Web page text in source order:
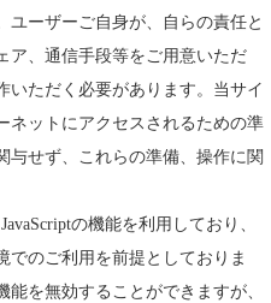
ユーザーご自身が、自らの責任と
ア、通信手段等をご用意いただ
いただく必要があります。当サイ
ネットにアクセスされるための準
与せず、これらの準備、操作に関
の機能を利用しており、
でのご利用を前提としておりま
を無効することができますが、